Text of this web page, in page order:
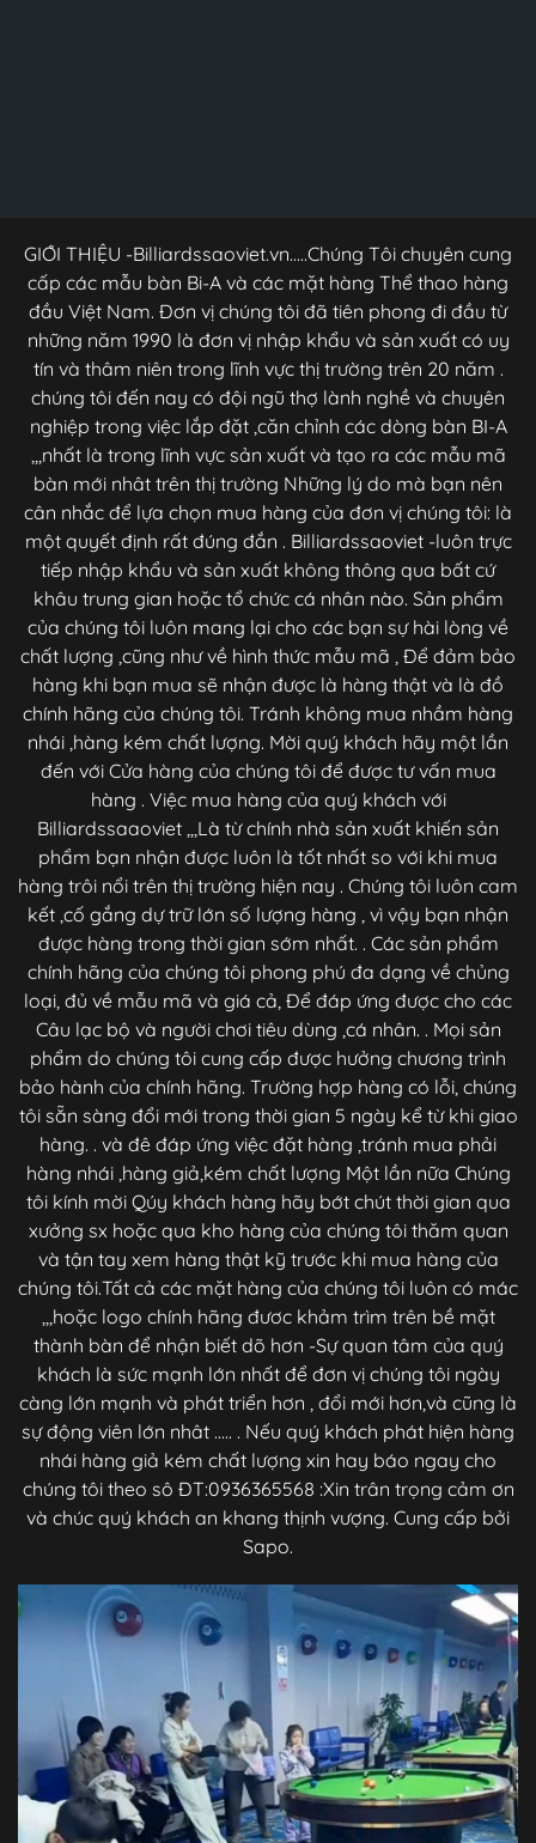
GIỚI THIỆU -Billiardssaoviet.vn.....Chúng Tôi chuyên cung
cấp các mẫu bàn Bi-A và các mặt hàng Thể thao hàng
đầu Việt Nam. Đơn vị chúng tôi đã tiên phong đi đầu từ
những năm 1990 là đơn vị nhập khẩu và sản xuất có uy
tín và thâm niên trong lĩnh vực thị trường trên 20 năm .
chúng tôi đến nay có đội ngũ thợ lành nghề và chuyên
nghiệp trong việc lắp đặt ,căn chỉnh các dòng bàn BI-A
,,,nhất là trong lĩnh vực sản xuất và tạo ra các mẫu mã
bàn mới nhât trên thị trường Những lý do mà bạn nên
cân nhắc để lựa chọn mua hàng của đơn vị chúng tôi: là
một quyết định rất đúng đắn . Billiardssaoviet -luôn trực
tiếp nhập khẩu và sản xuất không thông qua bất cứ
khâu trung gian hoặc tổ chức cá nhân nào. Sản phẩm
của chúng tôi luôn mang lại cho các bạn sự hài lòng về
chất lượng ,cũng như về hình thức mẫu mã , Để đảm bảo
hàng khi bạn mua sẽ nhận được là hàng thật và là đồ
chính hãng của chúng tôi. Tránh không mua nhầm hàng
nhái ,hàng kém chất lượng. Mời quý khách hãy một lần
đến với Cửa hàng của chúng tôi để được tư vấn mua
hàng . Việc mua hàng của quý khách với
Billiardssaaoviet ,,,Là từ chính nhà sản xuất khiến sản
phẩm bạn nhận được luôn là tốt nhất so với khi mua
hàng trôi nổi trên thị trường hiện nay . Chúng tôi luôn cam
kết ,cố gắng dự trữ lớn số lượng hàng , vì vậy bạn nhận
được hàng trong thời gian sớm nhất. . Các sản phẩm
chính hãng của chúng tôi phong phú đa dạng về chủng
loại, đủ về mẫu mã và giá cả, Để đáp ứng được cho các
Câu lạc bộ và người chơi tiêu dùng ,cá nhân. . Mọi sản
phẩm do chúng tôi cung cấp được hưởng chương trình
bảo hành của chính hãng. Trường hợp hàng có lỗi, chúng
tôi sẵn sàng đổi mới trong thời gian 5 ngày kể từ khi giao
hàng. . và đê đáp ứng việc đặt hàng ,tránh mua phải
hàng nhái ,hàng giả,kém chất lượng Một lần nữa Chúng
tôi kính mời Qúy khách hàng hãy bớt chút thời gian qua
xưởng sx hoặc qua kho hàng của chúng tôi thăm quan
và tận tay xem hàng thật kỹ trước khi mua hàng của
chúng tôi.Tất cả các mặt hàng của chúng tôi luôn có mác
,,,hoặc logo chính hãng đươc khảm trìm trên bề mặt
thành bàn để nhận biết dõ hơn -Sự quan tâm của quý
khách là sức mạnh lớn nhất để đơn vị chúng tôi ngày
càng lớn mạnh và phát triển hơn , đổi mới hơn,và cũng là
sự động viên lớn nhât ..... . Nếu quý khách phát hiện hàng
nhái hàng giả kém chất lượng xin hay báo ngay cho
chúng tôi theo sô ĐT:0936365568 :Xin trân trọng cảm ơn
và chúc quý khách an khang thịnh vượng. Cung cấp bởi
Sapo.